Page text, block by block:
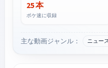
25 本
ポケ速に収録
主な動画ジャンル： ニュー